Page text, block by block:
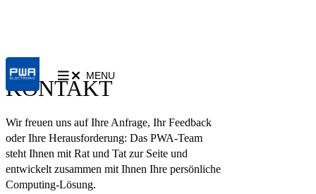
MENU
KONTAKT
Wir freuen uns auf Ihre Anfrage, Ihr Feedback
oder Ihre Herausforderung: Das PWA-Team
steht Ihnen mit Rat und Tat zur Seite und
entwickelt zusammen mit Ihnen Ihre persönliche
Computing-Lösung.